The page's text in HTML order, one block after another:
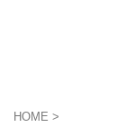
HOME >